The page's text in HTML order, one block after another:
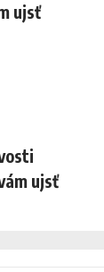
ujsť
ujsť